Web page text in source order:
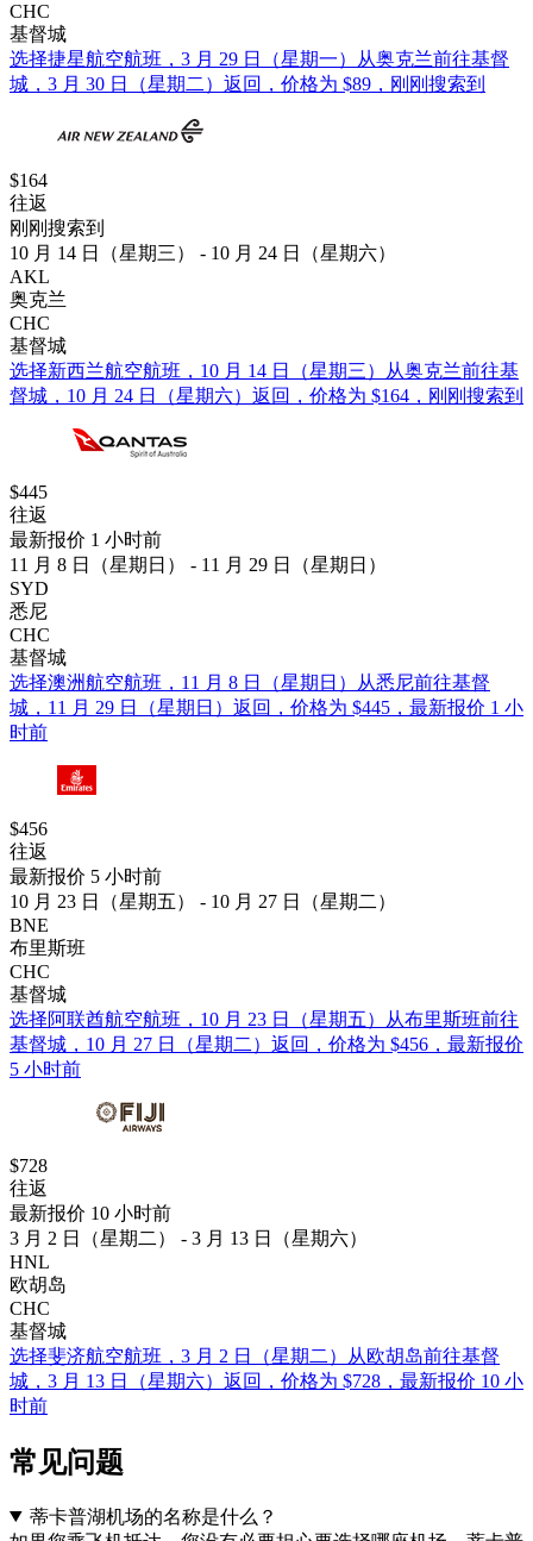
CHC
基督城
选择捷星航空航班，3 月 29 日（星期一）从奥克兰前往基督
城，3 月 30 日（星期二）返回，价格为 $89，刚刚搜索到
$164
往返
刚刚搜索到
10 月 14 日（星期三） - 10 月 24 日（星期六）
AKL
奥克兰
CHC
基督城
选择新西兰航空航班，10 月 14 日（星期三）从奥克兰前往基
督城，10 月 24 日（星期六）返回，价格为 $164，刚刚搜索到
$445
往返
最新报价 1 小时前
11 月 8 日（星期日） - 11 月 29 日（星期日）
SYD
悉尼
CHC
基督城
选择澳洲航空航班，11 月 8 日（星期日）从悉尼前往基督
城，11 月 29 日（星期日）返回，价格为 $445，最新报价 1 小
时前
$456
往返
最新报价 5 小时前
10 月 23 日（星期五） - 10 月 27 日（星期二）
BNE
布里斯班
CHC
基督城
选择阿联酋航空航班，10 月 23 日（星期五）从布里斯班前往
基督城，10 月 27 日（星期二）返回，价格为 $456，最新报价
5 小时前
$728
往返
最新报价 10 小时前
3 月 2 日（星期二） - 3 月 13 日（星期六）
HNL
欧胡岛
CHC
基督城
选择斐济航空航班，3 月 2 日（星期二）从欧胡岛前往基督
城，3 月 13 日（星期六）返回，价格为 $728，最新报价 10 小
时前
常见问题
蒂卡普湖机场的名称是什么？